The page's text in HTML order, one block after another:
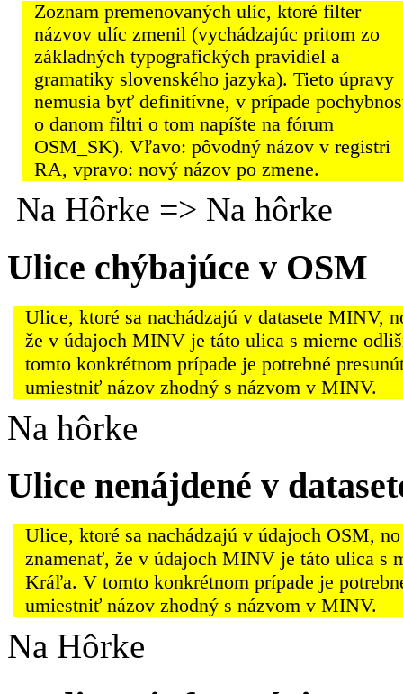
Zoznam premenovaných ulíc, ktoré filter
názvov ulíc zmenil (vychádzajúc pritom zo
základných typografických pravidiel a
gramatiky slovenského jazyka). Tieto úpravy
nemusia byť definitívne, v prípade
o danom filtri o tom napíšte na fórum
OSM_SK). Vľavo: pôvodný názov v registri
RA, vpravo: nový názov po zmene.
Na Hôrke => Na hôrke
Ulice chýbajúce v OSM
Ulice, ktoré sa nachádzajú v datasete MINV,
že v údajoch MINV je táto ulica s mierne
tomto konkrétnom prípade je potrebné
umiestniť názov zhodný s názvom v MINV.
Na hôrke
Ulice nenájdené v
Ulice, ktoré sa nachádzajú v údajoch OSM,
znamenať, že v údajoch MINV je táto ulica s
Kráľa. V tomto konkrétnom prípade je
umiestniť názov zhodný s názvom v MINV.
Na Hôrke